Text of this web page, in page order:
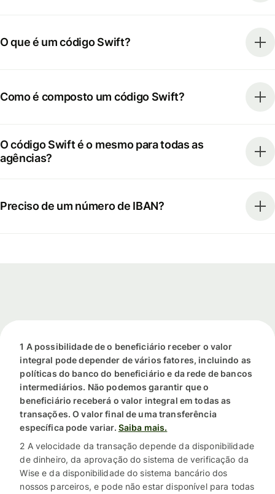
O que é um código Swift?
Como é composto um código Swift?
O código Swift é o mesmo para todas as
agências?
Preciso de um número de IBAN?
1 A possibilidade de o beneficiário receber o valor
integral pode depender de vários fatores, incluindo as
políticas do banco do beneficiário e da rede de bancos
intermediários. Não podemos garantir que o
beneficiário receberá o valor integral em todas as
transações. O valor final de uma transferência
específica pode variar. Saiba mais.
2 A velocidade da transação depende da disponibilidade
de dinheiro, da aprovação do sistema de verificação da
Wise e da disponibilidade do sistema bancário dos
nossos parceiros, e pode não estar disponível para todas